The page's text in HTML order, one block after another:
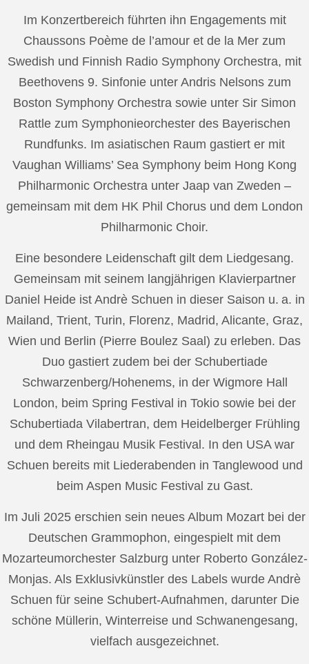
Im Konzertbereich führten ihn Engagements mit
Chaussons Poème de l’amour et de la Mer zum
Swedish und Finnish Radio Symphony Orchestra, mit
Beethovens 9. Sinfonie unter Andris Nelsons zum
Boston Symphony Orchestra sowie unter Sir Simon
Rattle zum Symphonieorchester des Bayerischen
Rundfunks. Im asiatischen Raum gastiert er mit
Vaughan Williams’ Sea Symphony beim Hong Kong
Philharmonic Orchestra unter Jaap van Zweden –
gemeinsam mit dem HK Phil Chorus und dem London
Philharmonic Choir.
Eine besondere Leidenschaft gilt dem Liedgesang.
Gemeinsam mit seinem langjährigen Klavierpartner
Daniel Heide ist Andrè Schuen in dieser Saison u. a. in
Mailand, Trient, Turin, Florenz, Madrid, Alicante, Graz,
Wien und Berlin (Pierre Boulez Saal) zu erleben. Das
Duo gastiert zudem bei der Schubertiade
Schwarzenberg/Hohenems, in der Wigmore Hall
London, beim Spring Festival in Tokio sowie bei der
Schubertiada Vilabertran, dem Heidelberger Frühling
und dem Rheingau Musik Festival. In den USA war
Schuen bereits mit Liederabenden in Tanglewood und
beim Aspen Music Festival zu Gast.
Im Juli 2025 erschien sein neues Album Mozart bei der
Deutschen Grammophon, eingespielt mit dem
Mozarteumorchester Salzburg unter Roberto González-
Monjas. Als Exklusivkünstler des Labels wurde Andrè
Schuen für seine Schubert-Aufnahmen, darunter Die
schöne Müllerin, Winterreise und Schwanengesang,
vielfach ausgezeichnet.